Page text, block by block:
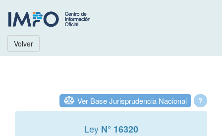
Volver
?
Ver Base Jurisprudencia Nacional
Ley N° 16320